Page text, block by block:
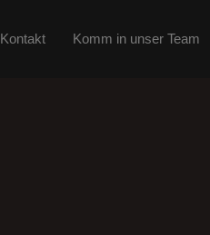
Kontakt Komm in unser Team